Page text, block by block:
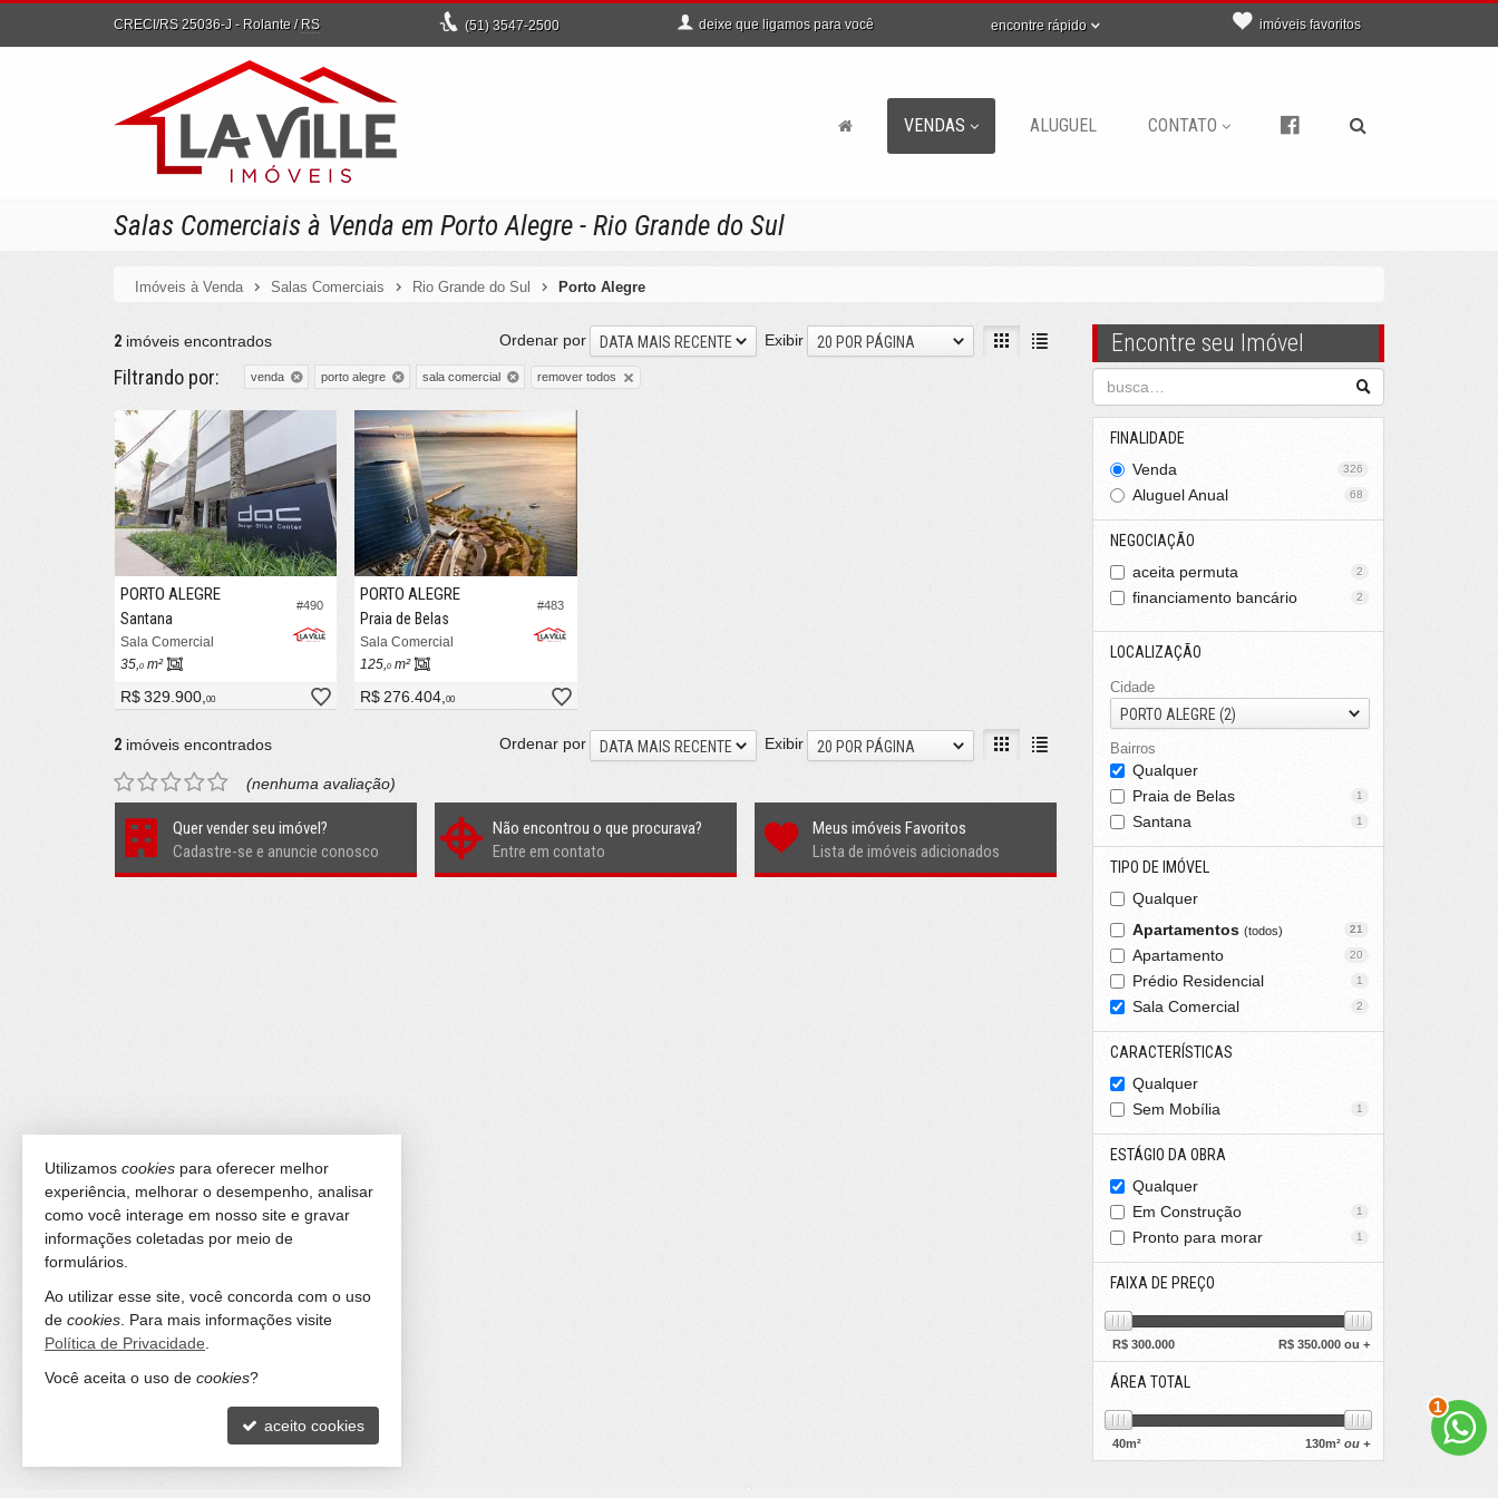
CRECI/RS 25036-J - Rolante / RS (51) 3547-2500 deixe que ligamos para você encontre rápido imóveis favoritos
VENDAS ALUGUEL CONTATO
Salas Comerciais à Venda em Porto Alegre - Rio Grande do Sul
Imóveis à Venda Salas Comerciais Rio Grande do Sul Porto Alegre
Encontre seu Imóvel
FINALIDADE
Venda
326
Aluguel Anual 68
NEGOCIAÇÃO
aceita permuta
2
financiamento bancário 2
LOCALIZAÇÃO
Cidade
PORTO ALEGRE (2)
Bairros
Qualquer
Praia de Belas
1
Santana 1
TIPO DE IMÓVEL
Qualquer
Apartamentos (todos) 21
Apartamento 20
Prédio Residencial 1
Sala Comercial 2
CARACTERÍSTICAS
Qualquer
Sem Mobília
1
ESTÁGIO DA OBRA
Qualquer
Em Construção
1
Pronto para morar 1
FAIXA DE PREÇO
R$ 300.000 R$350.000 ou +
ÁREA TOTAL
40m² 130m²ou +
2 imóveis encontrados Exibir 20 POR PÁGINA
Ordenar por DATA MAIS RECENTE
Filtrando por: venda porto alegre sala comercial remover todos
#490
PORTO ALEGRE
Santana
Sala Comercial
35,0 m²
R$ 329.900,00
#483
PORTO ALEGRE
Praia de Belas
Sala Comercial
125,0 m²
R$ 276.404,00
2 imóveis encontrados Exibir 20 POR PÁGINA
Ordenar por DATA MAIS RECENTE
(nenhuma avaliação)
Quer vender seu imóvel?
Cadastre-se e anuncie conosco
Não encontrou o que procurava?
Entre em contato
Meus imóveis Favoritos
Lista de imóveis adicionados
2
Utilizamos cookies para oferecer melhor
experiência, melhorar o desempenho, analisar
como você interage em nosso site e gravar
informações coletadas por meio de
formulários.
Ao utilizar esse site, você concorda com o uso
de cookies . Para mais informações visite
Política de Privacidade
Você aceita o uso de cookies?
aceito cookies